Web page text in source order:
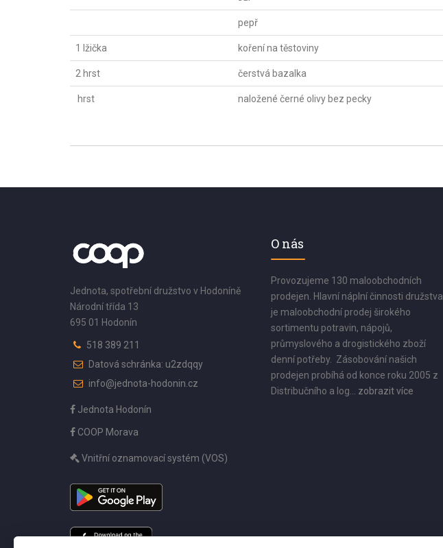
pepř
1 lžička koření na těstoviny
2 hrst čerstvá bazalka
hrst naložené černé olivy bez pecky
Jednota, spotřební družstvo v Hodoníně
Národní třída 13
695 01 Hodonín
518 389 211
Datová schránka: u2zdqqy
info@jednota-hodonin.cz
Jednota Hodonín
COOP Morava
Vnitřní oznamovací systém (VOS)
O nás
Provozujeme 130 maloobchodních
prodejen. Hlavní náplní činnosti družstva
je maloobchodní prodej širokého
sortimentu potravin, nápojů,
průmyslového a drogistického zboží
denní potřeby. Zásobování našich
prodejen probíhá od konce roku 2005 z
Distribučního a log... zobrazit více